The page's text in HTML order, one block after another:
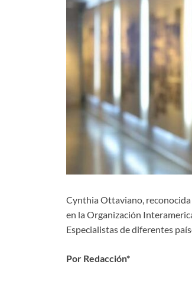
Cynthia Ottaviano, reconocida
en la Organización
Especialistas de diferentes
Por Redacción*